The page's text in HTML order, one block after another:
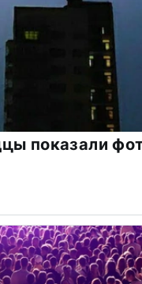
показали